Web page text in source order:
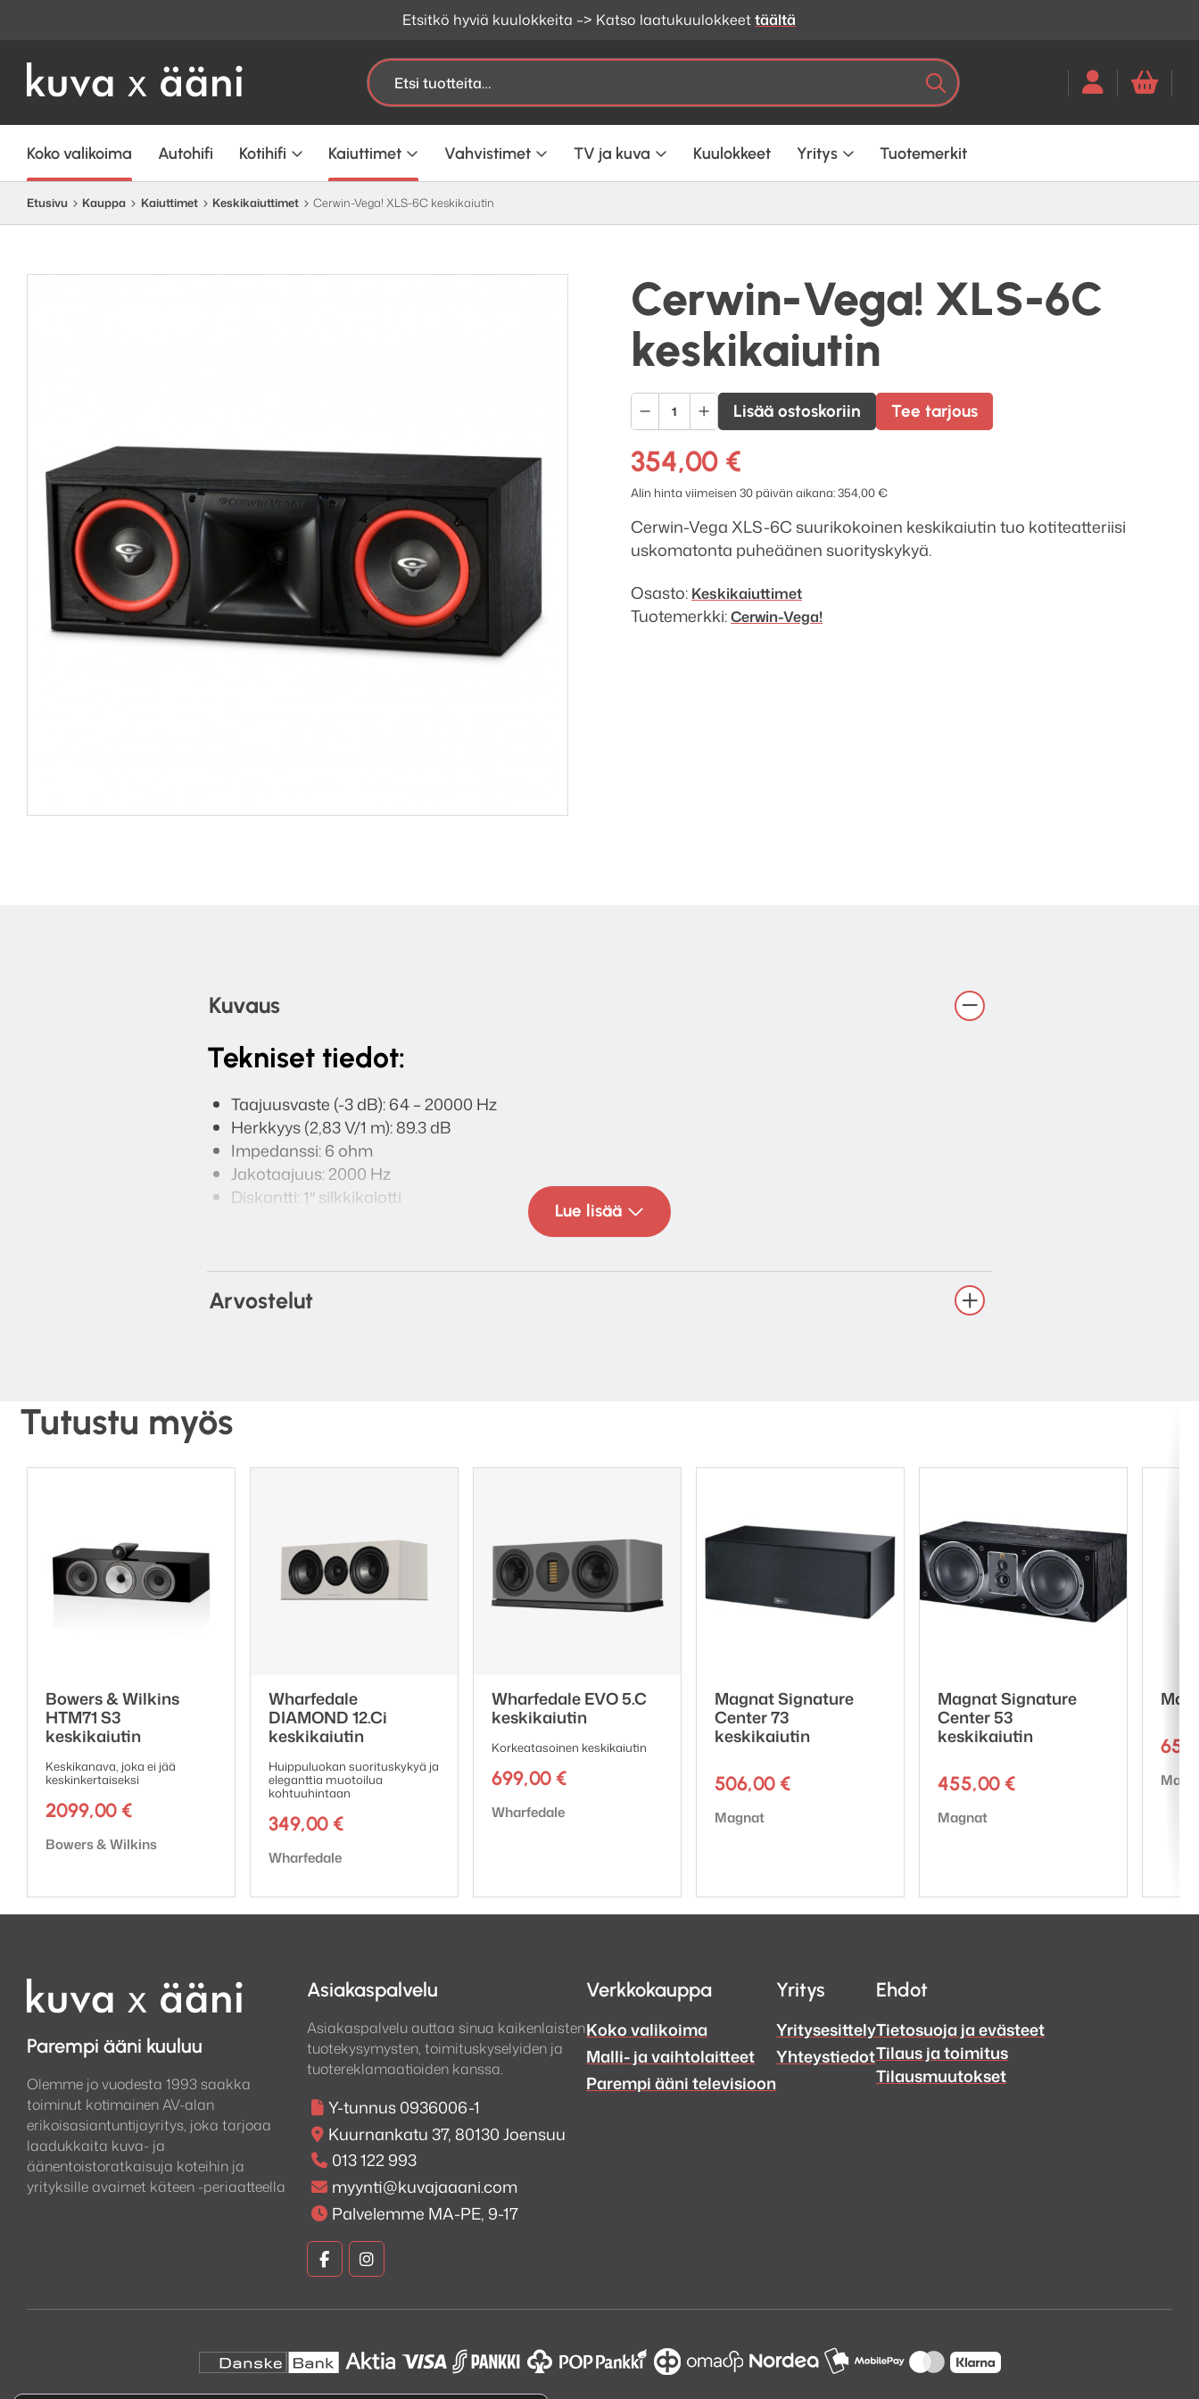
Etsitkö hyviä kuulokkeita –> Katso laatukuulokkeettäältä
Etsi: HakuKun tuloksia tulee, voit selata
Koko valikoima Autohifi Kotihifi Kaiuttimet Vahvistimet TV ja kuva Kuulokkeet Yritys Tuotemerkit
Etusivu Kauppa Kaiuttimet Keskikaiuttimet Cerwin-Vega! XLS-6C keskikaiutin
Cerwin-Vega! XLS-6C
keskikaiutin
Cerwin-
Vega!
XLS-
6C
keskikaiutin
määrä
Lisää ostoskoriin Tee tarjous
354,00 €
Alin hinta viimeisen 30 päivän aikana:354,00€
Cerwin-Vega XLS-6C suurikokoinen keskikaiutin tuo kotiteatteriisi
uskomatonta puheäänen suorityskykyä.
Osasto: Keskikaiuttimet
Tuotemerkki:Cerwin-Vega!
Kuvaus
Tekniset tiedot:
Taajuusvaste (-3 dB): 64 – 20000 Hz
Herkkyys (2,83 V/1 m): 89.3 dB
Impedanssi: 6 ohm
Jakotaajuus: 2000 Hz
Diskantti: 1″ silkkikalotti
Mitat (K x L x S): 205 x 580 x 260 mm
Paino: 10.4 kg
Lue lisää
Arvostelut
Tutustu myös
Bowers & Wilkins
HTM71 S3
keskikaiutin
Keskikanava, joka ei jää
keskinkertaiseksi
2099,00 €
Tuotemerkki:
Bowers & Wilkins
Wharfedale
DIAMOND 12.Ci
keskikaiutin
Huippuluokan suorituskykyä ja
eleganttia muotoilua
kohtuuhintaan
349,00 €
Tuotemerkki:
Wharfedale
Wharfedale EVO 5.C
keskikaiutin
Korkeatasoinen keskikaiutin
699,00 €
Tuotemerkki:
Wharfedale
Magnat Signature
Center 73
keskikaiutin
506,00 €
Tuotemerkki:
Magnat
Magnat Signature
Center 53
keskikaiutin
455,00 €
Tuotemerkki:
Magnat
Parempi ääni kuuluu
Olemme jo vuodesta 1993 saakka
toiminut kotimainen AV-alan
erikoisasiantuntijayritys, joka tarjoaa
laadukkaita kuva- ja
äänentoistoratkaisuja koteihin ja
yrityksille avaimet käteen -periaatteella
Asiakaspalvelu
Asiakaspalvelu auttaa sinua kaikenlaisten
tuotekysymysten, toimituskyselyiden ja
tuotereklamaatioiden kanssa.
Y-tunnus 0936006-1
Kuurnankatu 37, 80130 Joensuu
013 122 993
myynti@kuvajaaani.com
Palvelemme MA-PE, 9-17
Kuva
Facebook
Kuva
Instagram
Verkkokauppa
Koko valikoima
Malli- ja vaihtolaitteet
Parempi ääni televisioon
Yritys
Yritysesittely
Yhteystiedot
Ehdot
Tietosuoja ja evästeet
Tilaus ja toimitus
Tilausmuutokset